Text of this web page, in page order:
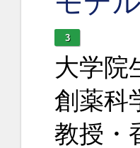
3
大学
創薬科
教授